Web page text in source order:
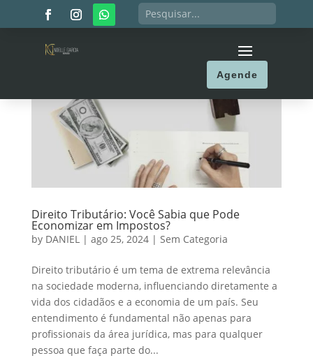
Agende
Direito Tributário: Você Sabia que Pode
Economizar em Impostos?
by DANIEL| ago 25, 2024| Sem Categoria
Direito tributário é um tema de extrema relevância
na sociedade moderna, influenciando diretamente a
vida dos cidadãos e a economia de um país. Seu
entendimento é fundamental não apenas para
profissionais da área jurídica, mas para qualquer
pessoa que faça parte do...